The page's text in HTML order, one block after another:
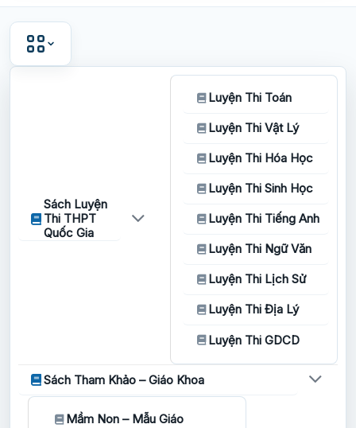
Sách Luyện
Thi THPT
Quốc Gia
Luyện Thi Toán
Luyện Thi Vật Lý
Luyện Thi Hóa Học
Luyện Thi Sinh Học
Luyện Thi Tiếng Anh
Luyện Thi Ngữ Văn
Luyện Thi Lịch Sử
Luyện Thi Địa Lý
Luyện Thi GDCD
Sách Tham Khảo – Giáo Khoa
Mầm Non – Mẫu Giáo